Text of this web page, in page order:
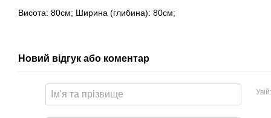
Висота: 80см; Ширина (глибина): 80см;
Новий відгук або коментар